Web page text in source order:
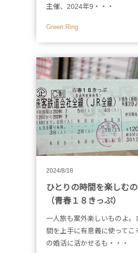
主催、2024年9・・・
Green Ring
2024/8/18
ひとりの時間を楽しむ
（青春１８きっぷ）
一人旅も案外楽しいものよ。
間を上手に有意義に使ってこ
の婚活に活かせるも・・・